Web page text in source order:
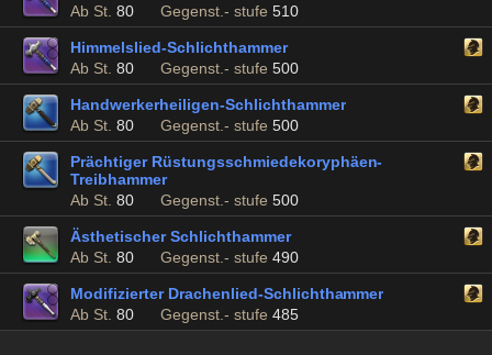
Ab St. 80 Gegenst.- stufe 510
Himmelslied-Schlichthammer
Ab St. 80 Gegenst.- stufe 500
Handwerkerheiligen-Schlichthammer
Ab St. 80 Gegenst.- stufe 500
Prächtiger Rüstungsschmiedekoryphäen-
Treibhammer
Ab St. 80 Gegenst.- stufe 500
Ästhetischer Schlichthammer
Ab St. 80 Gegenst.- stufe 490
Modifizierter Drachenlied-Schlichthammer
Ab St. 80 Gegenst.- stufe 485